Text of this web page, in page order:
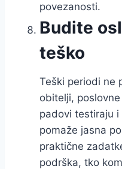
povezanosti.
Budite
teško
Teški periodi ne
obitelji,
padovi testiraju
pomaže jasna
praktične
podrška, tko